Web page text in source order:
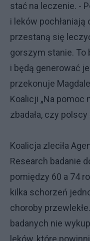
stać na leczenie. -
i leków
przestaną się
gorszym stanie. To
i będą generować
przekonuje
Koalicji „Na pomoc
zbadała, czy
Koalicja zleciła
Research badanie
pomiędzy 60 a 74
kilka schorzeń
choroby
badanych nie
leków, które